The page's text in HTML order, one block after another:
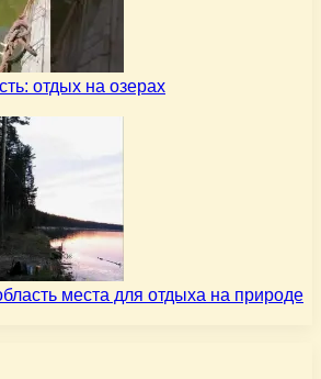
отдых на озерах
места для отдыха на природе